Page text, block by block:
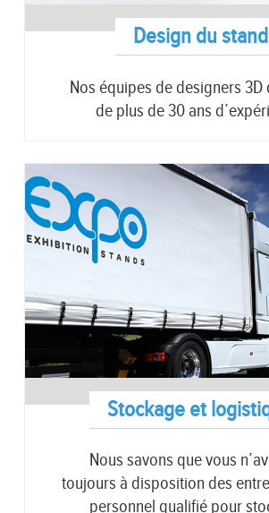
Design du stand
Nos équipes de designers
de plus de 30 ans
Stockage et
Nous savons que vous
toujours à disposition des
personnel qualifié pour